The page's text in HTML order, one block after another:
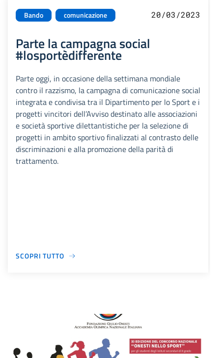
Bando comunicazione 20/03/2023
Parte la campagna social
#losportèdifferente
Parte oggi, in occasione della settimana mondiale
contro il razzismo, la campagna di comunicazione social
integrata e condivisa tra il Dipartimento per lo Sport e i
progetti vincitori dell’Avviso destinato alle associazioni
e società sportive dilettantistiche per la selezione di
progetti in ambito sportivo finalizzati al contrasto delle
discriminazioni e alla promozione della parità di
trattamento.
SCOPRI TUTTO